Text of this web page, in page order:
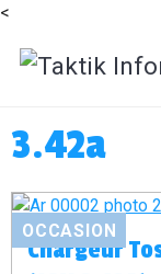
<
3.42a
OCCASION
Chargeur